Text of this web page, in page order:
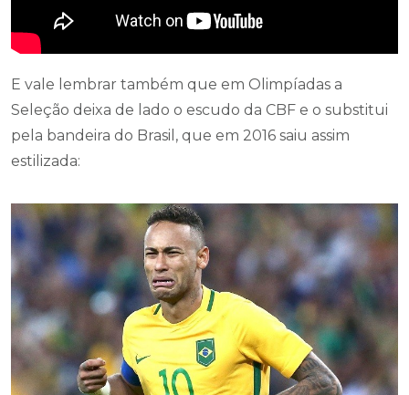
E vale lembrar também que em Olimpíadas a
Seleção deixa de lado o escudo da CBF e o substitui
pela bandeira do Brasil, que em 2016 saiu assim
estilizada: